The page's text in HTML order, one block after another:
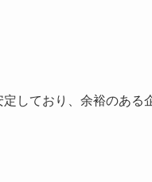
しており、余裕のある